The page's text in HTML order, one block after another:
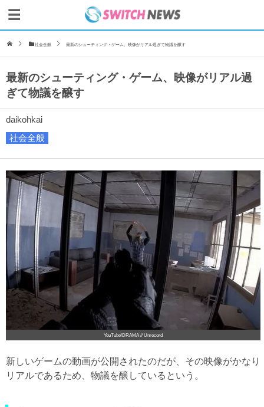
社会全般 最新のシューティング・ゲーム、映像がリアル過ぎて物議を醸す
最新のシューティング・ゲーム、映像がリアル過
ぎて物議を醸す
daikohkai
社会全般
YouTube/DRAMA // Unrecord
新しいゲームの動画が公開されたのだが、その映像がかなり
リアルであるため、物議を醸しているという。